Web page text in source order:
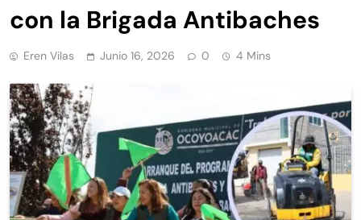
con la Brigada Antibaches
Eren Vilas Junio 16, 2026 0 4 Mins